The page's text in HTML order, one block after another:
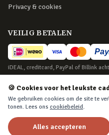
Privacy & cookies
VEILIG BETALEN
iDEAL, creditcard, PayPal of Billink
BEZORGING
Voor 22:45 besteld, morgen in
🍪 Cookies voor het leukste
We gebruiken cookies om de site te
tonen. Lees ons cookiebeleid.
Alles accepteren